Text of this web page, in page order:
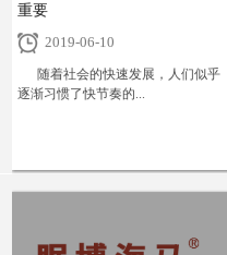
重要
2019-06-10
随着社会的快速发展，人们似乎
逐渐习惯了快节奏的...
+